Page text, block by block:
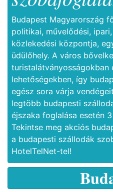
Budapest Magyarország
politikai, művelődési,
közlekedési központja,
üdülőhely. A város
turistalátványosságokban
lehetőségekben, így
egész sora várja
legtöbb budapesti
éjszaka foglalása esetén
Tekintse meg akciós
a budapesti szállodák
HotelTelNet-tel!